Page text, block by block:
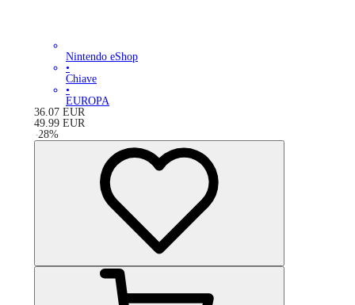
Nintendo eShop
•
Chiave
•
EUROPA
36.07 EUR
49.99 EUR
-28%